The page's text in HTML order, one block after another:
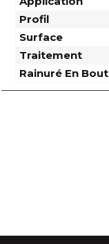
Profil
Surface
Traitement
Rainuré En Bout